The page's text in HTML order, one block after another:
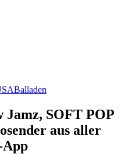
Balladen
Jamz, SOFT POP
aus aller